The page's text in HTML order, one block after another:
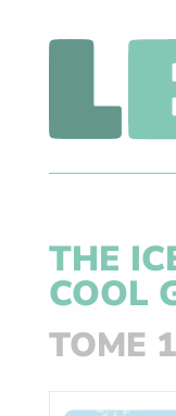
THE
COOL
TOME 1